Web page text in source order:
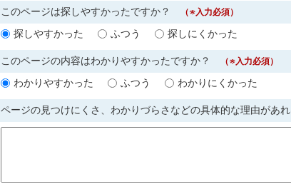
このページは探しやすかったですか？ （※入力必須）
探しやすかった ふつう 探しにくかった
このページの内容はわかりやすかったですか？ （※入力必須）
わかりやすかった ふつう わかりにくかった
ページの見つけにくさ、わかりづらさなどの具体的な理由があ